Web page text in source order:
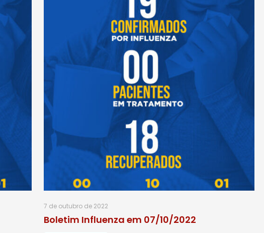
7 de outubro de 2022
Boletim Influenza em 07/10/2022